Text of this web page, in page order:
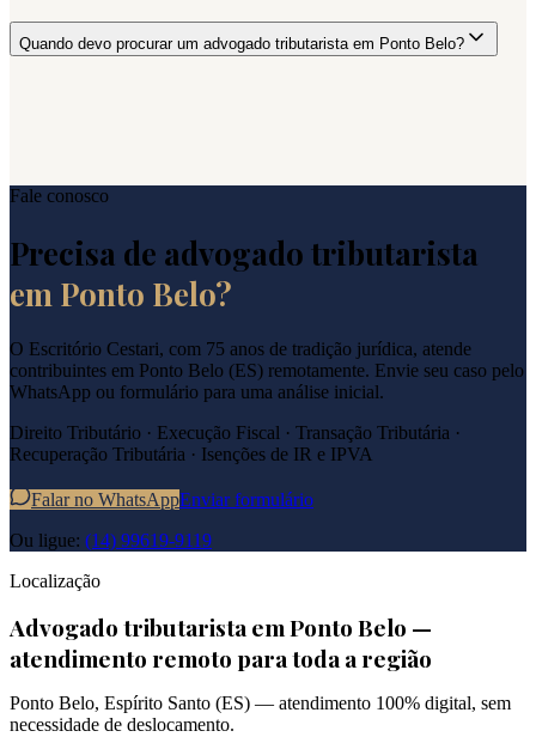
Quando devo procurar um advogado tributarista em Ponto Belo?
Fale conosco
Precisa de advogado tributarista
em Ponto Belo?
O Escritório Cestari, com 75 anos de tradição jurídica, atende
contribuintes em Ponto Belo (ES) remotamente. Envie seu caso pelo
WhatsApp ou formulário para uma análise inicial.
Direito Tributário · Execução Fiscal · Transação Tributária ·
Recuperação Tributária · Isenções de IR e IPVA
Falar no WhatsAppEnviar formulário
Ou ligue: (14) 99619-9119
Localização
Advogado tributarista emPonto Belo —
atendimento remoto para toda a região
Ponto Belo, Espírito Santo (ES) — atendimento 100% digital, sem
necessidade de deslocamento.